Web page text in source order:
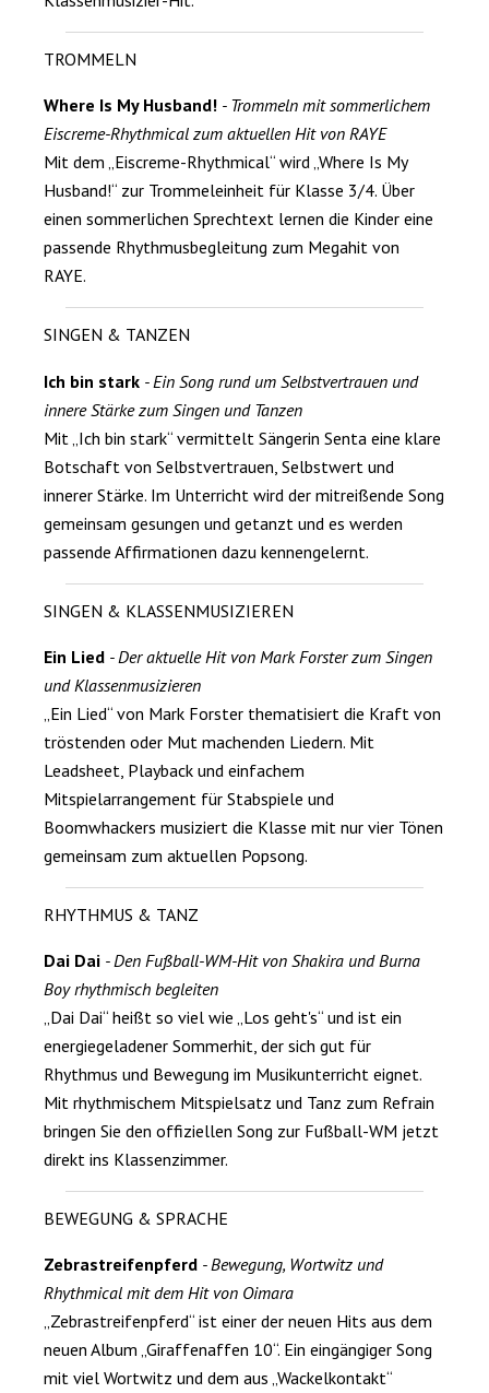
TROMMELN
Where Is My Husband! - Trommeln mit sommerlichem
Eiscreme-Rhythmical zum aktuellen Hit von RAYE
Mit dem „Eiscreme-Rhythmical“ wird „Where Is My
Husband!“ zur Trommeleinheit für Klasse 3/4. Über
einen sommerlichen Sprechtext lernen die Kinder eine
passende Rhythmusbegleitung zum Megahit von
RAYE.
SINGEN & TANZEN
Ich bin stark - Ein Song rund um Selbstvertrauen und
innere Stärke zum Singen und Tanzen
Mit „Ich bin stark“ vermittelt Sängerin Senta eine klare
Botschaft von Selbstvertrauen, Selbstwert und
innerer Stärke. Im Unterricht wird der mitreißende Song
gemeinsam gesungen und getanzt und es werden
passende Affirmationen dazu kennengelernt.
SINGEN & KLASSENMUSIZIEREN
Ein Lied - Der aktuelle Hit von Mark Forster zum Singen
und Klassenmusizieren
„Ein Lied“ von Mark Forster thematisiert die Kraft von
tröstenden oder Mut machenden Liedern. Mit
Leadsheet, Playback und einfachem
Mitspielarrangement für Stabspiele und
Boomwhackers musiziert die Klasse mit nur vier Tönen
gemeinsam zum aktuellen Popsong.
RHYTHMUS & TANZ
Dai Dai - Den Fußball-WM-Hit von Shakira und Burna
Boy rhythmisch begleiten
„Dai Dai“ heißt so viel wie „Los geht's“ und ist ein
energiegeladener Sommerhit, der sich gut für
Rhythmus und Bewegung im Musikunterricht eignet.
Mit rhythmischem Mitspielsatz und Tanz zum Refrain
bringen Sie den offiziellen Song zur Fußball-WM jetzt
direkt ins Klassenzimmer.
BEWEGUNG & SPRACHE
Zebrastreifenpferd - Bewegung, Wortwitz und
Rhythmical mit dem Hit von Oimara
„Zebrastreifenpferd“ ist einer der neuen Hits aus dem
neuen Album „Giraffenaffen 10“. Ein eingängiger Song
mit viel Wortwitz und dem aus „Wackelkontakt“